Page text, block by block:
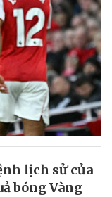
lịch sử của
bóng Vàng